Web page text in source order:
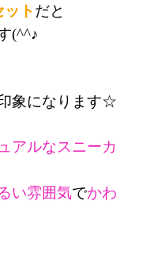
トだと
(^^♪
象になります☆
アルなスニーカ
い雰囲気でかわ